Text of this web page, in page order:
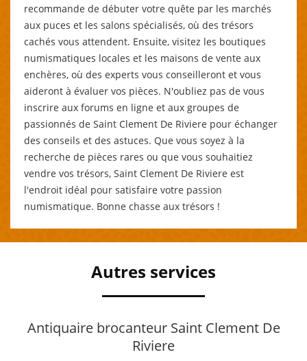
recommande de débuter votre quête par les marchés
aux puces et les salons spécialisés, où des trésors
cachés vous attendent. Ensuite, visitez les boutiques
numismatiques locales et les maisons de vente aux
enchères, où des experts vous conseilleront et vous
aideront à évaluer vos pièces. N'oubliez pas de vous
inscrire aux forums en ligne et aux groupes de
passionnés de Saint Clement De Riviere pour échanger
des conseils et des astuces. Que vous soyez à la
recherche de pièces rares ou que vous souhaitiez
vendre vos trésors, Saint Clement De Riviere est
l'endroit idéal pour satisfaire votre passion
numismatique. Bonne chasse aux trésors !
Autres services
Antiquaire brocanteur Saint Clement De
Riviere